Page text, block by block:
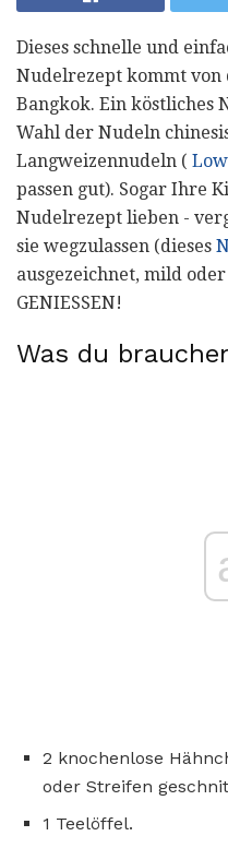
Dieses schnelle und
Nudelrezept kommt von
Bangkok. Ein köstliches
Wahl der Nudeln
Langweizennudeln (
passen gut). Sogar Ihre
Nudelrezept lieben -
sie wegzulassen (dieses
ausgezeichnet, mild
GENIESSEN!
Was du
2 knochenlose
oder Streifen
1 Teelöffel.